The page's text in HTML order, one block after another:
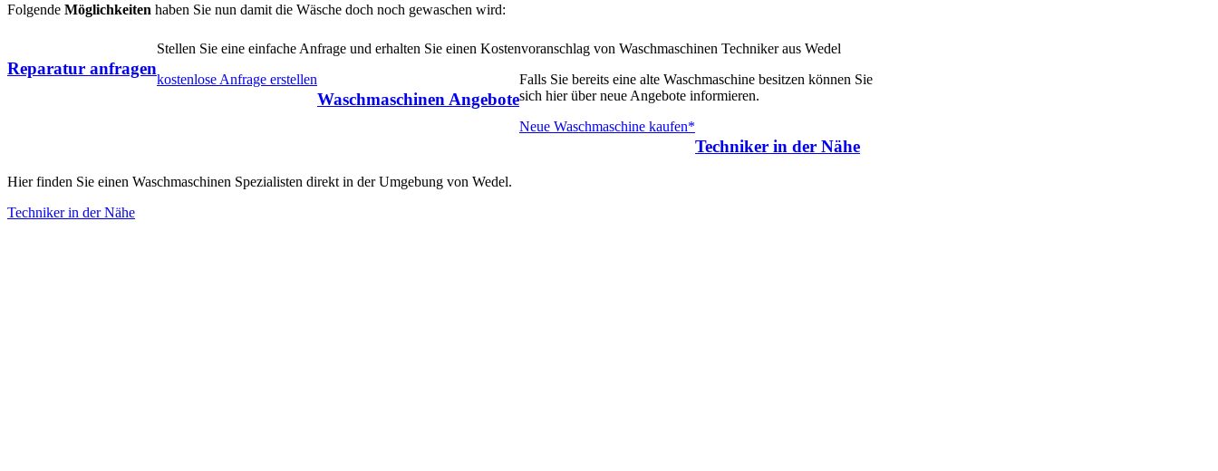
Folgende Möglichkeiten haben Sie nun damit die Wäsche doch noch gewaschen wird:
Reparatur anfragen
Stellen Sie eine einfache Anfrage und erhalten Sie einen Kostenvoranschlag von Waschmaschinen Techniker aus Wedel
kostenlose Anfrage erstellen
Waschmaschinen Angebote
Falls Sie bereits eine alte Waschmaschine besitzen können Sie
sich hier über neue Angebote informieren.
Neue Waschmaschine kaufen*
Techniker in der Nähe
Hier finden Sie einen Waschmaschinen Spezialisten direkt in der Umgebung von Wedel.
Techniker in der Nähe